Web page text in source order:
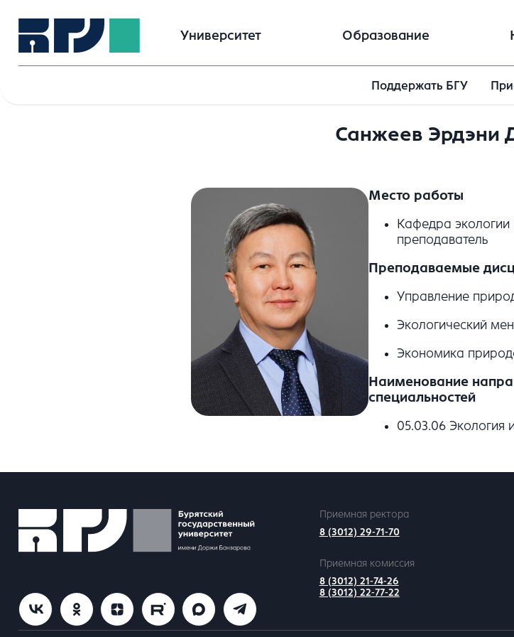
Университет Образование
Поддержать БГУ
Санжеев Эрдэни
Место работы
Кафедра
преподаватель
Преподаваемые
Управление
Экологический
Экономика
Наименование
специальностей
05.03.06 Экология
Приемная ректора
8 (3012) 29-71-70
Приемная комиссия
8 (3012) 21-74-26
8 (3012) 22-77-22